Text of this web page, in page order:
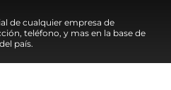
de cualquier empresa de
teléfono, y mas en la base de
país.